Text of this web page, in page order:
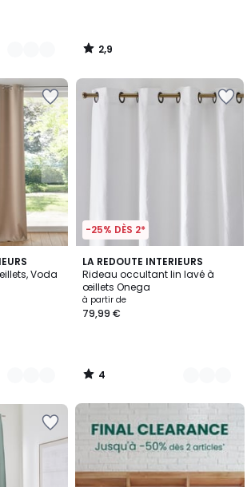
2,9
/
Voda
-25% DÈS 2*
LA REDOUTE INTERIEURS
Rideau occultant lin lavé à
œillets Onega
à partir de
79,99 €
4
/
5
12
Couleurs
4
/
FINAL
CLEARANCE